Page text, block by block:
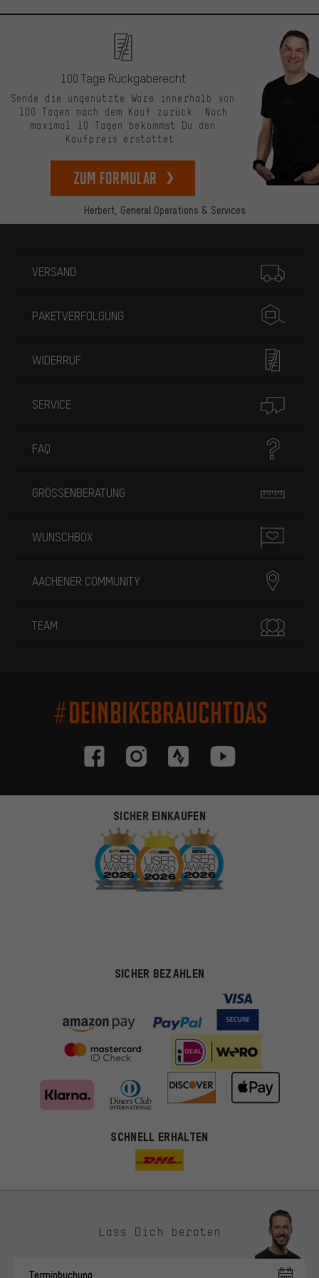
Herbert, General Operations & Services
100 Tage Rückgaberecht
Sende die ungenutzte Ware innerhalb von
100 Tagen nach dem Kauf zurück. Nach
maximal 10 Tagen bekommst Du den
Kaufpreis erstattet.
zum Formular
VERSAND
PAKETVERFOLGUNG
WIDERRUF
SERVICE
FAQ
GRÖSSENBERATUNG
WUNSCHBOX
AACHENER COMMUNITY
TEAM
#DEINBIKEBRAUCHTDAS
SICHER EINKAUFEN
SICHER BEZAHLEN
SCHNELL ERHALTEN
Lass Dich beraten
Terminbuchung
Du bekommst, statt zufälliger Werbung, genauer passende